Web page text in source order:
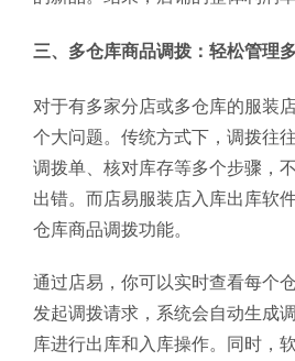
三、多仓库商品调拨：轻松管理
对于有多家分店或多仓库的服装
个大问题。传统方式下，调拨往
调拨单、核对库存等多个步骤，
出错。而店易服装店入库出库软
仓库商品调拨功能。
通过店易，你可以实时查看每个
发起调拨请求，系统会自动生成
库进行出库和入库操作。同时，